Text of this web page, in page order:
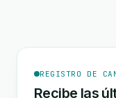
REGISTRO DE
Recibe las